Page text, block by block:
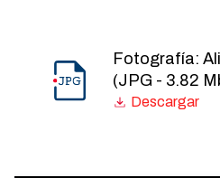
Fotografía:
(JPG - 3.82